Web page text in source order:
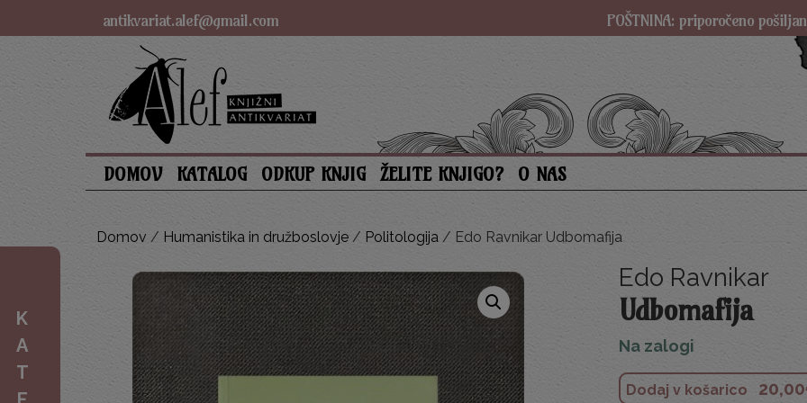
antikvariat.alef@gmail.com POŠTNINA: priporočeno pošiljanje
DOMOV KATALOG ODKUP KNJIG ŽELITE KNJIGO? O NAS
Domov / Humanistika in družboslovje/ Politologija/ Edo Ravnikar Udbomafija
Edo Ravnikar
Udbomafija
Na zalogi
Dodaj v košarico 20,00
K
A
T